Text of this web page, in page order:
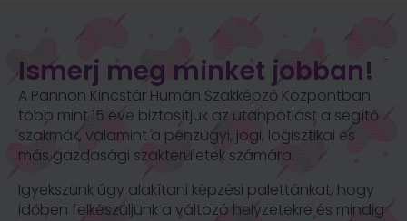
Ismerj meg minket jobban!
A Pannon Kincstár Humán Szakképző Központban
több mint 15 éve biztosítjuk az utánpótlást a segítő
szakmák, valamint a pénzügyi, jogi, logisztikai és
más gazdasági szakterületek számára.
Igyekszünk úgy alakítani képzési palettánkat, hogy
időben felkészüljünk a változó helyzetekre és mindig